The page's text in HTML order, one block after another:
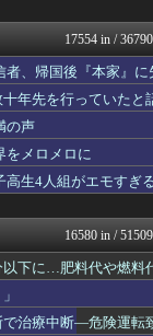
哲学ニュースnwk
ぐら速 -声優ま
乃木通 乃木坂46
修羅場まとめ速
渡る世間はキチ
すまいる(^-^)ぶ
みそパンNEWS
もみあげチャ～
ウマ娘うまぴょ
お～い！お宝
乃木坂46まとめ
17554 in /
、帰国後『本家』に
年先を行っていたと
の声
をメロメロに
生4人組がエモすぎ
16580 in /
下に…肥料代や燃料
で治療中断―危険運転